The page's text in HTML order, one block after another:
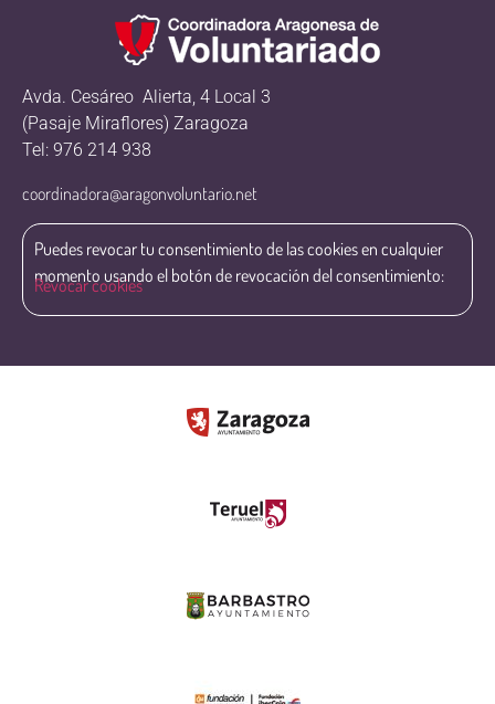
Avda. Cesáreo Alierta, 4 Local 3
(Pasaje Miraflores) Zaragoza
Tel: 976 214 938
coordinadora@aragonvoluntario.net
Puedes revocar tu consentimiento de las cookies en cualquier
momento usando el botón de revocación del consentimiento:
Revocar cookies